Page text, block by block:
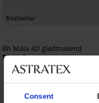
Consent
Bestseller
Bh Maia 4D gladmakend
52,99 €